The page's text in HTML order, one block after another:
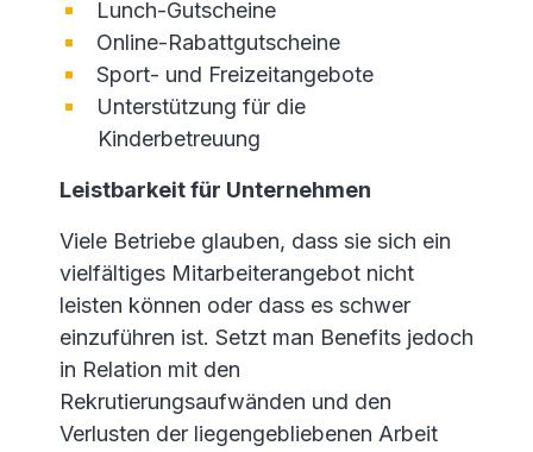
Lunch-Gutscheine
Online-Rabattgutscheine
Sport- und Freizeitangebote
Unterstützung für die
Kinderbetreuung
Leistbarkeit für Unternehmen
Viele Betriebe glauben, dass sie sich ein
vielfältiges Mitarbeiterangebot nicht
leisten können oder dass es schwer
einzuführen ist. Setzt man Benefits jedoch
in Relation mit den
Rekrutierungsaufwänden und den
Verlusten der liegengebliebenen Arbeit